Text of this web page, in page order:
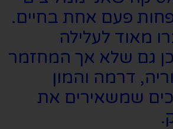
פעם אחת בחיים.
מאוד לעלילה
גם שלא אך המחזמר
דרמה והמון
שמשאירים את